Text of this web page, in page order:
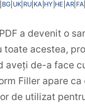
BG UK RU KA HY HE AR FA
a devenit o
acestea,
aveți de-a face
Filler apare
de utilizat